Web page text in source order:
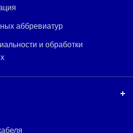
аббревиатур
и обработки